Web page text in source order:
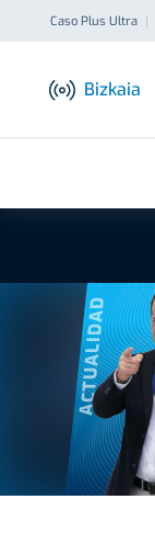
Caso Plus Ultra
Bizkaia
ACTUALIDAD